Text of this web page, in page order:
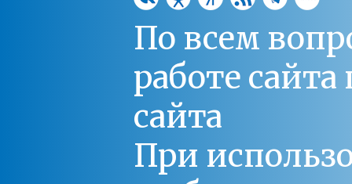
По всем
работе
сайта
При